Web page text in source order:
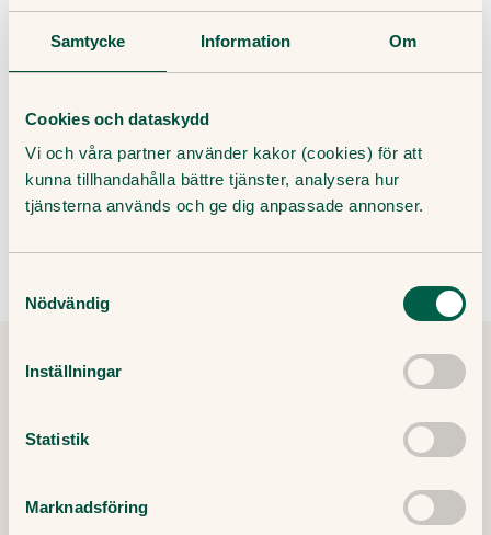
Samtycke Information Om
Cookies och dataskydd
Vi och våra partner använder kakor (cookies) för att
kunna tillhandahålla bättre tjänster, analysera hur
tjänsterna används och ge dig anpassade annonser.
Nödvändig
Inställningar
Statistik
Marknadsföring
våra läkare.
Genom att ange din e-post godkänner du våra villkor och
sekretesspolicy, samt att ta emot e-post som innehåller marknadsföring
från Doktor.se.
Ewa Lundborg